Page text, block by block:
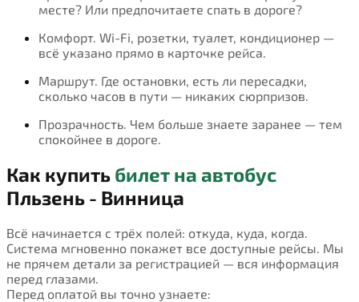
месте? Или предпочитаете спать в дороге?
Комфорт. Wi-Fi, розетки, туалет, кондиционер —
всё указано прямо в карточке рейса.
Маршрут. Где остановки, есть ли пересадки,
сколько часов в пути — никаких сюрпризов.
Прозрачность. Чем больше знаете заранее — тем
спокойнее в дороге.
Как купить билет на автобус
Пльзень - Винница
Всё начинается с трёх полей: откуда, куда, когда.
Система мгновенно покажет все доступные рейсы. Мы
не прячем детали за регистрацией — вся информация
перед глазами.
Перед оплатой вы точно узнаете: